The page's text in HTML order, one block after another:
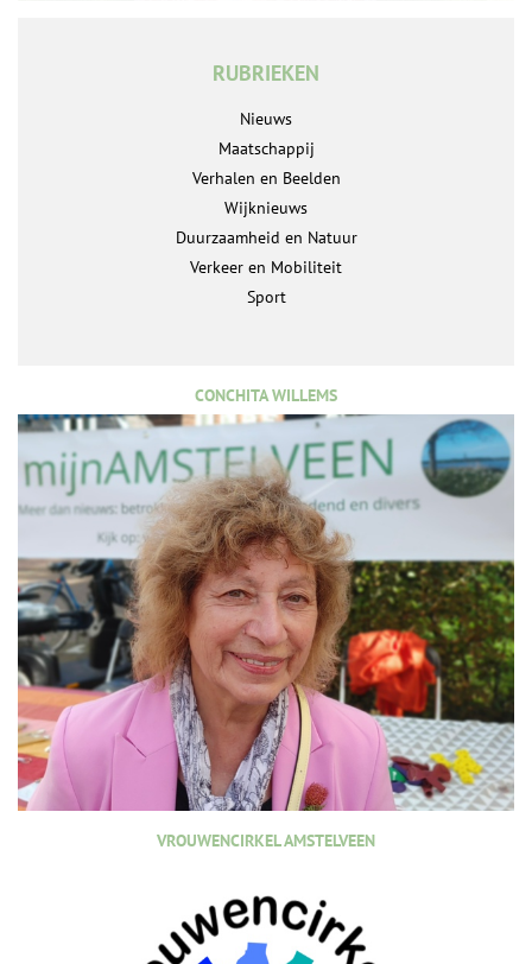
RUBRIEKEN
Nieuws
Maatschappij
Verhalen en Beelden
Wijknieuws
Duurzaamheid en Natuur
Verkeer en Mobiliteit
Sport
CONCHITA WILLEMS
VROUWENCIRKEL AMSTELVEEN